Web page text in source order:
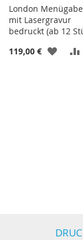
London
mit Lasergravur
bedruckt (ab 12
119,00 €
ZUR